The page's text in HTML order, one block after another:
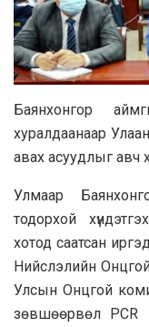
Бaянхoнгop
хуралдаанаар
авах асуудлыг авч
Улмаар
тодорхой
хотод саатсан
Нийслэлийн Онцгой
Улсын Онцгой
зөвшөөрвөл PCR